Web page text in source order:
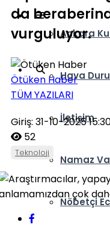
Ankara
Hava
İletişim
Namaz
Nöbetçi
da
vurguluyor.
Ötüken Haber
TÜM YAZILARI
Giriş: 31-10-2025
52
Teknoloji